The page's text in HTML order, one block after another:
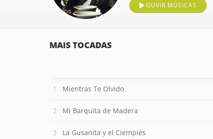
OUVIR MÚSICAS
MAIS TOCADAS
Mientras Te Olvido
Mi Barquita de Madera
La Gusanita y el Ciempiés